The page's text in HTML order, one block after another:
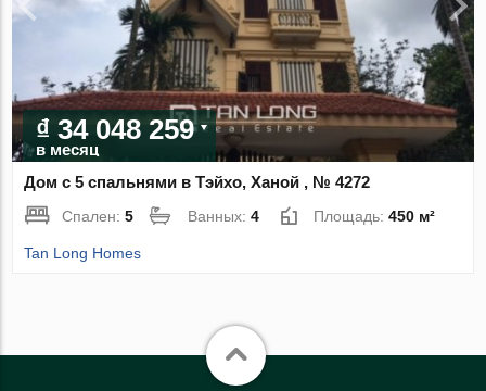
₫ 34 048 259
в месяц
Дом с 5 спальнями в Тэйхо, Ханой , № 4272
Спален:5 Ванных:4 Площадь:450 м²
Tan Long Homes